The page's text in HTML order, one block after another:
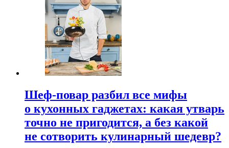
Шеф-повар разбил все мифы
о кухонных гаджетах: какая утварь
точно не пригодится, а без какой
не сотворить кулинарный шедевр?